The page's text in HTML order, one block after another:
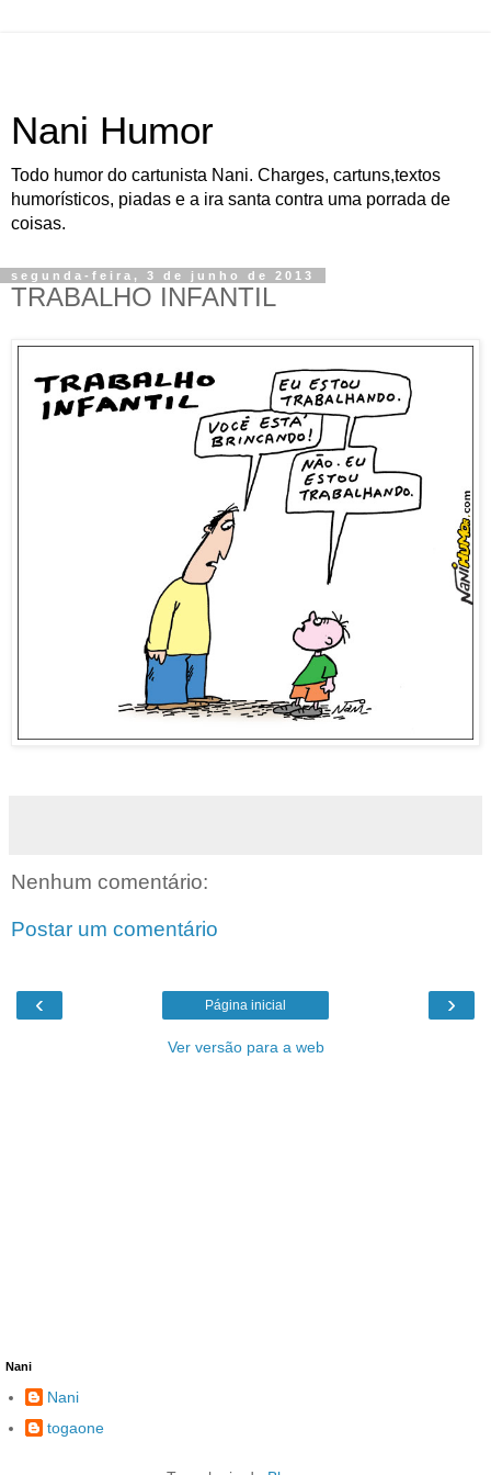
Nani Humor
Todo humor do cartunista Nani. Charges, cartuns,textos
humorísticos, piadas e a ira santa contra uma porrada de
coisas.
segunda-feira, 3 de junho de 2013
TRABALHO INFANTIL
Nenhum comentário:
Postar um comentário
‹ ›
Página inicial
Ver versão para a web
Nani
Nani
togaone